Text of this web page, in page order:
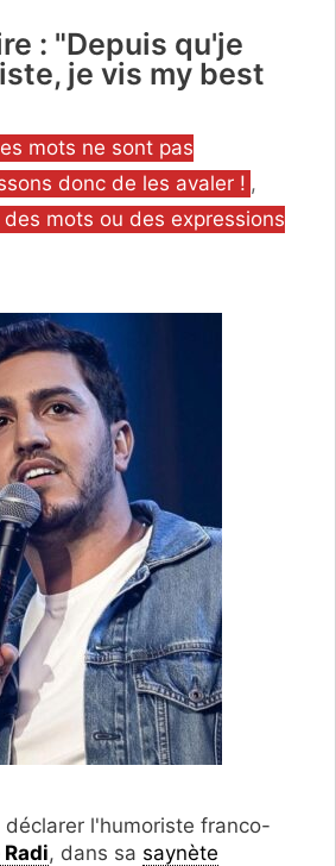
: "Depuis qu'je
je vis my best
mots ne sont pas
donc de les avaler ! ,
mots ou des expressions
déclarer l'humoriste franco-
, dans sa saynète